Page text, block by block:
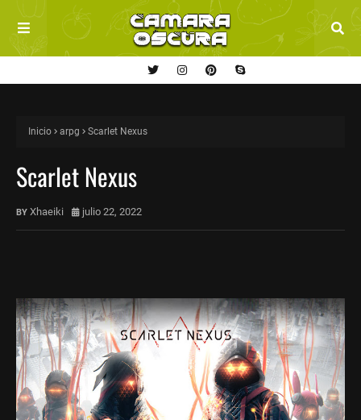
Inicio arpg Scarlet Nexus
Scarlet Nexus
Xhaeiki julio 22, 2022